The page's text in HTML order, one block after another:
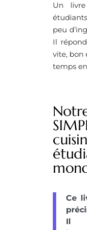
Un
peu
Il
vite, bon
temps
Ce
Il